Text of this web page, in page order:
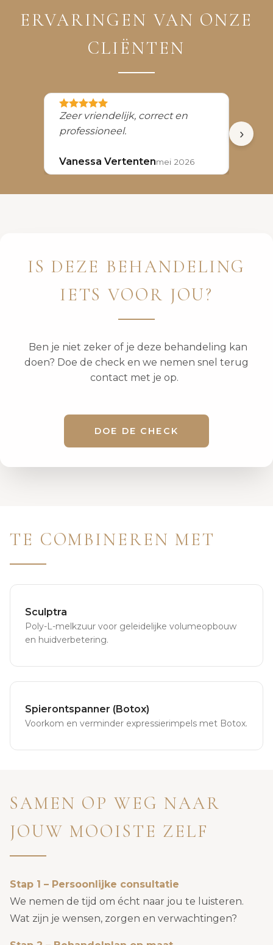
ERVARINGEN VAN ONZE
CLIËNTEN
Zeer vriendelijk, correct en
professioneel.
Vanessa Vertentenmei 2026
👍
›
IS DEZE BEHANDELING
IETS VOOR JOU?
Ben je niet zeker of je deze behandeling kan
doen? Doe de check en we nemen snel terug
contact met je op.
DOE DE CHECK
TE COMBINEREN MET
Sculptra
Poly-L-melkzuur voor geleidelijke volumeopbouw
en huidverbetering.
Spierontspanner (Botox)
Voorkom en verminder expressierimpels met Botox.
SAMEN OP WEG NAAR
JOUW MOOISTE ZELF
Stap 1 – Persoonlijke consultatie
We nemen de tijd om écht naar jou te luisteren.
Wat zijn je wensen, zorgen en verwachtingen?